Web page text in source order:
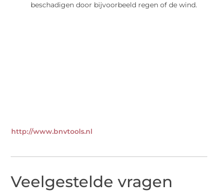
beschadigen door bijvoorbeeld regen of de wind.
http://www.bnvtools.nl
Veelgestelde vragen